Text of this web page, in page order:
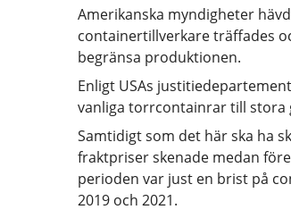
Amerikanska myndigheter
containertillverkare träffades
begränsa produktionen.
Enligt USAs
vanliga torrcontainrar till stora
Samtidigt som det här ska ha
fraktpriser skenade medan
perioden var just en brist på
2019 och 2021.